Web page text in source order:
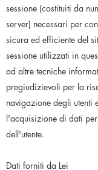
sessione (costituiti da
server) necessari per
sicura ed efficiente del
sessione utilizzati in
ad altre tecniche
pregiudizievoli per la
navigazione degli utenti
l'acquisizione di dati
dell'utente.
Dati forniti da Lei